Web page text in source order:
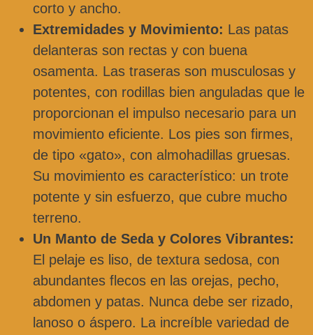
corto y ancho.
Extremidades y Movimiento: Las patas
delanteras son rectas y con buena
osamenta. Las traseras son musculosas y
potentes, con rodillas bien anguladas que le
proporcionan el impulso necesario para un
movimiento eficiente. Los pies son firmes,
de tipo «gato», con almohadillas gruesas.
Su movimiento es característico: un trote
potente y sin esfuerzo, que cubre mucho
terreno.
Un Manto de Seda y Colores Vibrantes:
El pelaje es liso, de textura sedosa, con
abundantes flecos en las orejas, pecho,
abdomen y patas. Nunca debe ser rizado,
lanoso o áspero. La increíble variedad de